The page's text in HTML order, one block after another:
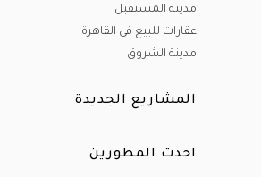
مدينة المستقبل
عقارات للبيع في القاهرة
مدينة الشروق
المشاريع الجديدة
احدث المطورين